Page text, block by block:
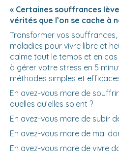
« Certaines souffrances
vérités que l’on se cache à
Transformer vos souffrances,
maladies pour vivre libre et
calme tout le temps et en cas
à gérer votre stress en 5
méthodes simples et
En avez-vous mare de
quelles qu’elles soient ?
En avez-vous mare de subir
En avez-vous mare de mal
En avez-vous mare de vivre